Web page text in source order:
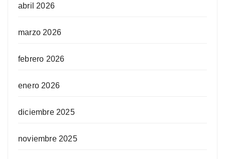
abril 2026
marzo 2026
febrero 2026
enero 2026
diciembre 2025
noviembre 2025